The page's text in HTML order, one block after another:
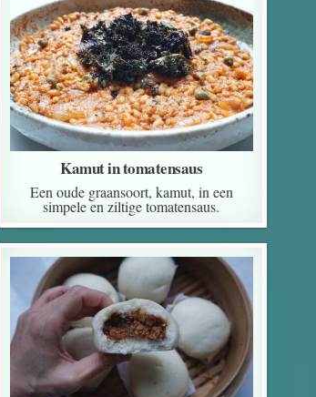
Kamut in tomatensaus
Een oude graansoort, kamut, in een
simpele en ziltige tomatensaus.